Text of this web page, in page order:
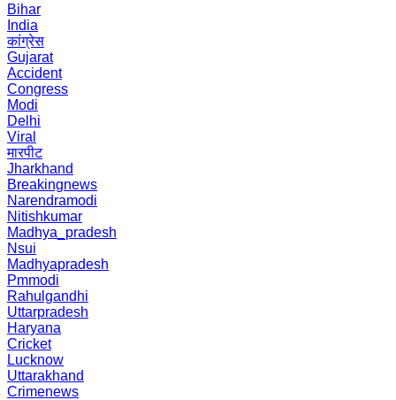
Bihar
India
कांग्रेस
Gujarat
Accident
Congress
Modi
Delhi
Viral
मारपीट
Jharkhand
Breakingnews
Narendramodi
Nitishkumar
Madhya_pradesh
Nsui
Madhyapradesh
Pmmodi
Rahulgandhi
Uttarpradesh
Haryana
Cricket
Lucknow
Uttarakhand
Crimenews